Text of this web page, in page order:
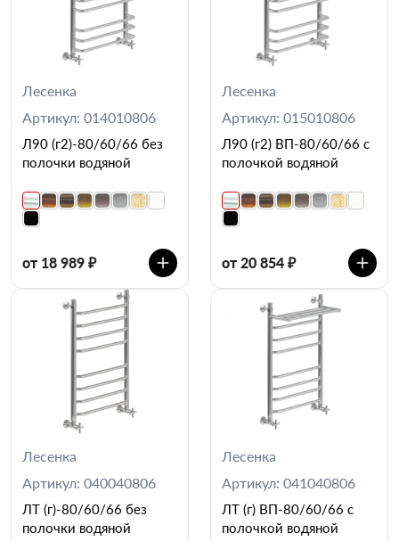
Лесенка
Артикул: 014010806
Л90 (г2)-80/60/66 без
полочки водяной
от 18 989 ₽
Лесенка
Артикул: 015010806
Л90 (г2) ВП-80/60/66 с
полочкой водяной
от 20 854 ₽
Лесенка
Артикул: 040040806
ЛТ (г)-80/60/66 без
полочки водяной
Лесенка
Артикул: 041040806
ЛТ (г) ВП-80/60/66 с
полочкой водяной